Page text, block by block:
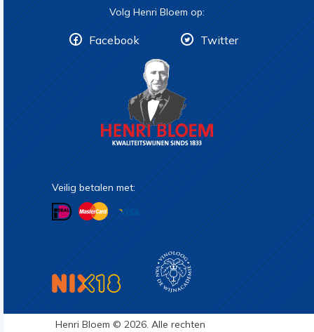
Volg Henri Bloem op:
Facebook Twitter
Veilig betalen met:
Henri Bloem © 2026. Alle rechten